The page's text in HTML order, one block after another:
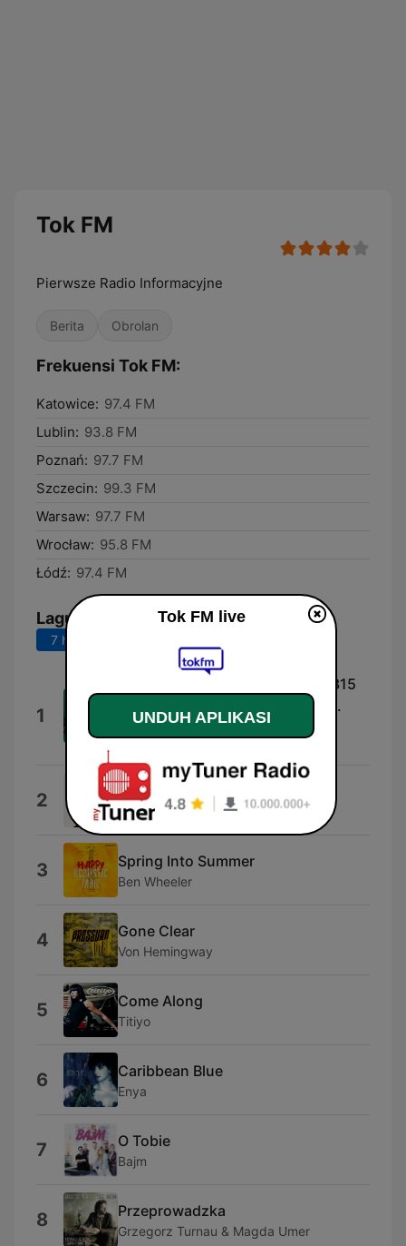
Tok FM
Pierwsze Radio Informacyjne
Berita Obrolan
Frekuensi Tok FM:
Katowice: 97.4 FM
Lublin: 93.8 FM
Poznań: 97.7 FM
Szczecin: 99.3 FM
Warsaw: 97.7 FM
Wrocław: 95.8 FM
Łódź: 97.4 FM
Lagu Teratas
7 hari terakhir
1
Violin Concerto in G Minor, RV 315
"The Four Seasons, Summer": III.
Presto
2 Everyday
Phil Collins
3 Spring Into Summer
Ben Wheeler
4 Gone Clear
Von Hemingway
5 Come Along
Titiyo
6 Caribbean Blue
Enya
7 O Tobie
Bajm
8 Przeprowadzka
Grzegorz Turnau & Magda Umer
Tok FM live
UNDUH APLIKASI